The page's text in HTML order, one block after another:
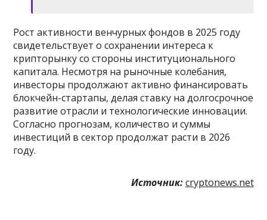
Рост активности венчурных фондов в 2025 году
свидетельствует о сохранении интереса к
крипторынку со стороны институционального
капитала. Несмотря на рыночные колебания,
инвесторы продолжают активно финансировать
блокчейн-стартапы, делая ставку на долгосрочное
развитие отрасли и технологические инновации.
Согласно прогнозам, количество и суммы
инвестиций в сектор продолжат расти в 2026
году.
Источник: cryptonews.net